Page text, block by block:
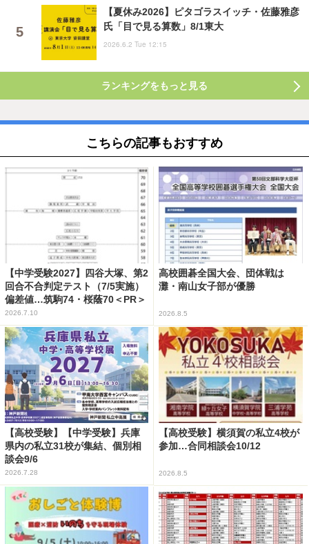
【夏休み2026】ピタゴラスイッチ・佐藤雅彦
氏「目で見る算数」8/1東大
2026.6.2 Tue 12:15
ランキングをもっと見る
こちらの記事もおすすめ
【中学受験2027】四谷大塚、第2
回合不合判定テスト（7/5実施）
偏差値…筑駒74・桜蔭70＜PR＞
2026.7.10
高校囲碁全国大会、団体戦は
灘・南山女子部が優勝
2026.8.5
【高校受験】【中学受験】兵庫
県内の私立31校が集結、個別相
談会9/6
2026.7.28
【高校受験】横須賀の私立4校が
参加…合同相談会10/12
2026.8.5